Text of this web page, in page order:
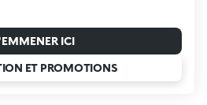
ICI
ET PROMOTIONS